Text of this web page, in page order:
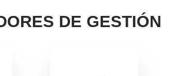
DE GESTIÓN